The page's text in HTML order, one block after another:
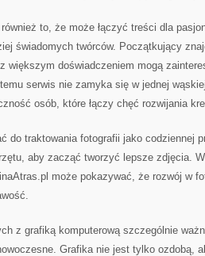
to, że może łączyć treści dla
świadomych twórców. Początkujący
większym doświadczeniem mogą
serwis nie zamyka się w jednej
osób, które łączy chęć rozwijania
do traktowania fotografii jako codziennej
aby zacząć tworzyć lepsze zdjęcia.
może pokazywać, że rozwój w
z grafiką komputerową szczególnie
Grafika nie jest tylko ozdobą,